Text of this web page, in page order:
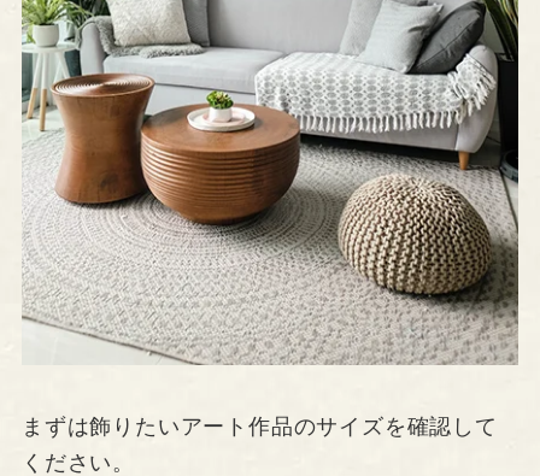
まずは飾りたいアート作品のサイズを確認して
ください。